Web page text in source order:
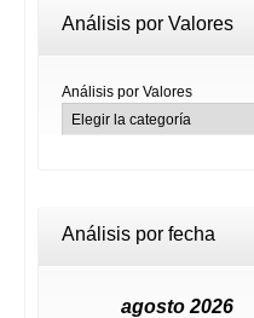
Análisis por Valores
Análisis por Valores
Análisis por fecha
agosto 2026